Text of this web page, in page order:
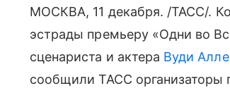
МОСКВА, 11 декабря. /ТАСС/.
эстрады премьеру «Одни во
сценариста и актера Вуди
сообщили ТАСС организаторы